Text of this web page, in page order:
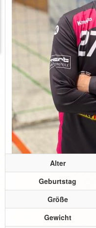
Alter
Geburtstag
Größe
Gewicht